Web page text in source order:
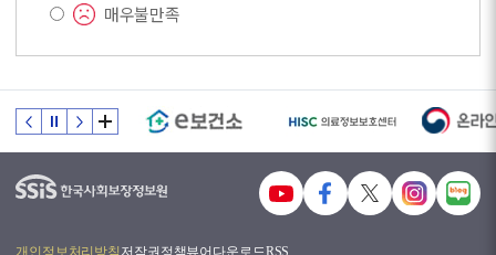
매우불만족
개인정보처리방침 저작권정책뷰어다운로드RSS